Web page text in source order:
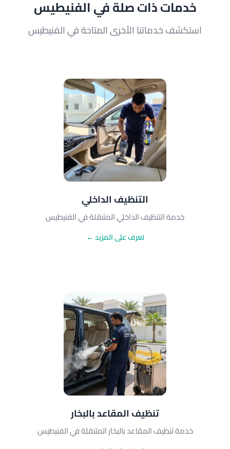
خدمات ذات صلة في الفنيطيس
استكشف خدماتنا الأخرى المتاحة في الفنيطيس
التنظيف الداخلي
خدمة التنظيف الداخلي المتنقلة في الفنيطيس
تعرف على المزيد ←
تنظيف المقاعد بالبخار
خدمة تنظيف المقاعد بالبخار المتنقلة في الفنيطيس